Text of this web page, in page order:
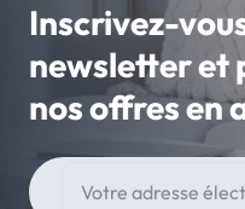
Inscrivez-
newsletter et
nos offres en